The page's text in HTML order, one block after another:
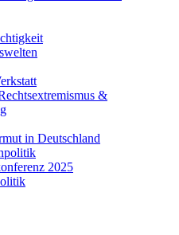
&
in Deutschland
2025